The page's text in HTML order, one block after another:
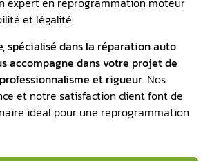
et légalité.
spécialisé dans la réparation auto
accompagne dans votre projet de
et rigueur. Nos
et notre satisfaction client font de
idéal pour une reprogrammation